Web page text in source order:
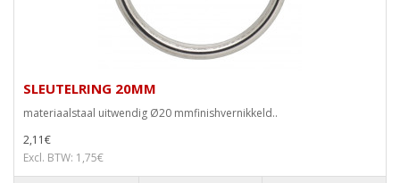
SLEUTELRING 20MM
materiaalstaal uitwendig Ø20 mmfinishvernikkeld..
2,11€
Excl. BTW: 1,75€